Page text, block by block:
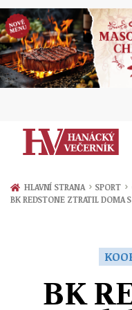
Zprávy
Přerov
Ekonomika
Ženy
Sport
HLAVNÍ STRANA › SPORT ›
BK REDSTONE ZTRATIL DOMA
BK